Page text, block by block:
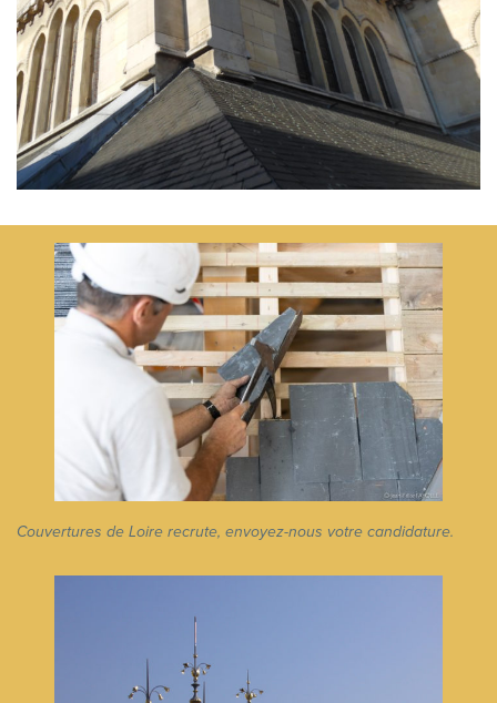
Couvertures de Loire recrute, envoyez-nous votre candidature.